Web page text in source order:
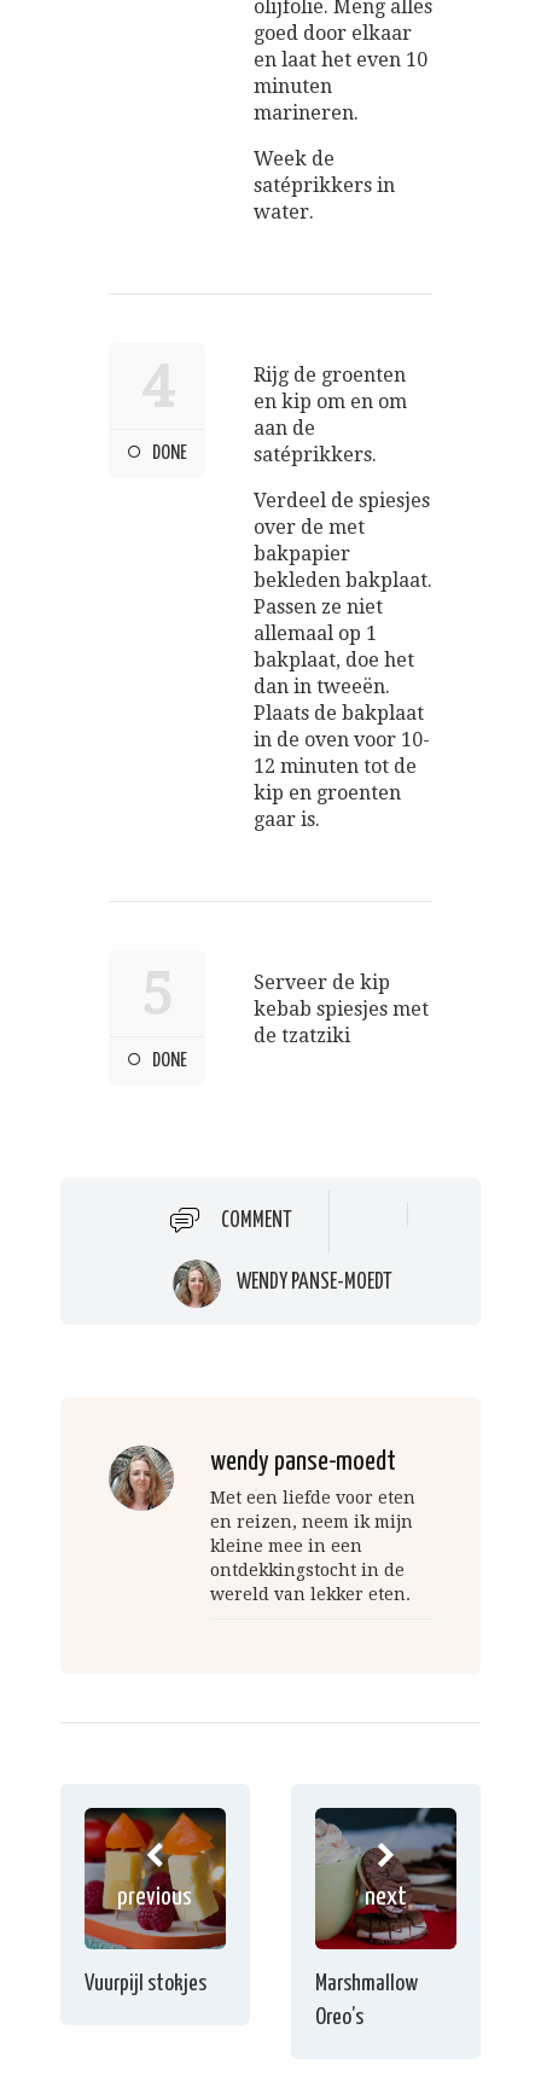
olijfolie. Meng alles
goed door elkaar
en laat het even 10
minuten
marineren.
Week de
satéprikkers in
water.
4
DONE
Rijg de groenten
en kip om en om
aan de
satéprikkers.
Verdeel de spiesjes
over de met
bakpapier
bekleden bakplaat.
Passen ze niet
allemaal op 1
bakplaat, doe het
dan in tweeën.
Plaats de bakplaat
in de oven voor 10-
12 minuten tot de
kip en groenten
gaar is.
5
DONE
Serveer de kip
kebab spiesjes met
de tzatziki
COMMENT
WENDY PANSE-MOEDT
wendy panse-moedt
Met een liefde voor eten
en reizen, neem ik mijn
kleine mee in een
ontdekkingstocht in de
wereld van lekker eten.
previous
Vuurpijl stokjes
next
Marshmallow
Oreo’s